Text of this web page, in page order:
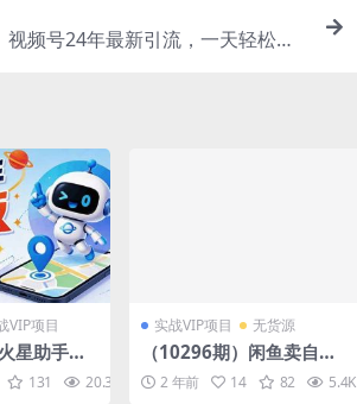
视频号24年最新引流，一天轻松日
VIP项目
星助手破
，某钉打
掉了所有
131 20.3K 10
实战VIP项目 无货源
（10296期）闲鱼卖自行
车 日入2K+ 2024最新 3.0
玩法教学
2 年前 14 82 5.4K